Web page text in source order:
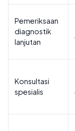
Pemeriksaan
diagnostik
lanjutan
Konsultasi
spesialis